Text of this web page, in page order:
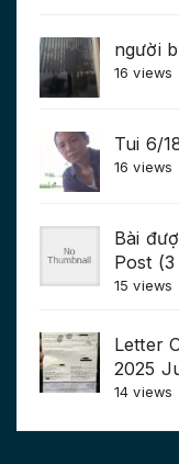
người
16 views
Tui 6/
16 views
Bài
Post
15 views
Letter
2025
14 views